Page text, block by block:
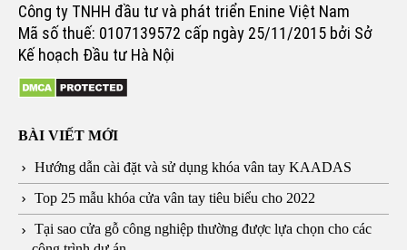
Công ty TNHH đầu tư và phát triển Enine Việt Nam
Mã số thuế: 0107139572 cấp ngày 25/11/2015 bởi Sở
Kế hoạch Đầu tư Hà Nội
BÀI VIẾT MỚI
Hướng dẫn cài đặt và sử dụng khóa vân tay KAADAS
Top 25 mẫu khóa cửa vân tay tiêu biểu cho 2022
Tại sao cửa gỗ công nghiệp thường được lựa chọn cho các